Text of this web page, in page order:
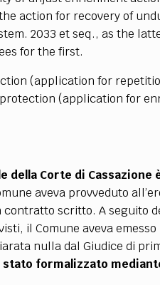
action for recovery of
2033 et seq., as the
for the first.
(application for
(application for
della Corte di
aveva provveduto
scritto. A seguito
il Comune aveva
nulla dal Giudice di
stato formalizzato